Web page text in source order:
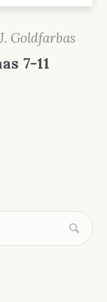
J. Goldfarbas
7-11